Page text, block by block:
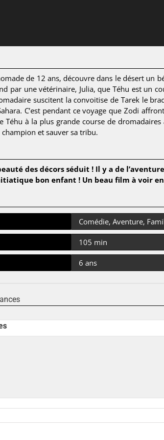
de 12 ans, découvre dans le désert un
par une vétérinaire, Julia, que Téhu est un
suscitent la convoitise de Tarek le
C’est pendant ce voyage que Zodi
Téhu à la plus grande course de
et sauver sa tribu.
des décors séduit ! Il y a de
bon enfant ! Un beau film à voir
Comédie, Aventure,
105 min
6 ans